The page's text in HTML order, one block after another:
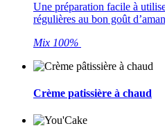
Une préparation facile à
régulières au bon goût
Mix 100%
Crème patissière à chaud